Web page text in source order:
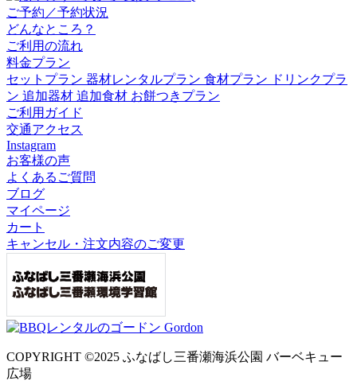
ご予約／予約状況
どんなところ？
ご利用の流れ
料金プラン
セットプラン 器材レンタルプラン 食材プラン ドリンクプラ
ン 追加器材 追加食材 お餅つきプラン
ご利用ガイド
交通アクセス
Instagram
お客様の声
よくあるご質問
ブログ
マイページ
カート
キャンセル・注文内容のご変更
COPYRIGHT ©2025 ふなばし三番瀬海浜公園 バーベキュー
広場